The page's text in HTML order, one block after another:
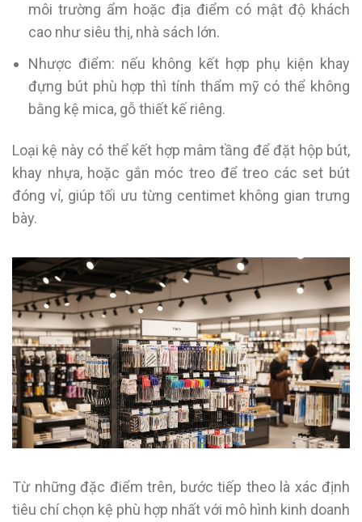
môi trường ẩm hoặc địa điểm có mật độ khách
cao như siêu thị, nhà sách lớn.
Nhược điểm: nếu không kết hợp phụ kiện khay
đựng bút phù hợp thì tính thẩm mỹ có thể không
bằng kệ mica, gỗ thiết kế riêng.
Loại kệ này có thể kết hợp mâm tầng để đặt hộp bút,
khay nhựa, hoặc gắn móc treo để treo các set bút
đóng vỉ, giúp tối ưu từng centimet không gian trưng
bày.
Từ những đặc điểm trên, bước tiếp theo là xác định
tiêu chí chọn kệ phù hợp nhất với mô hình kinh doanh